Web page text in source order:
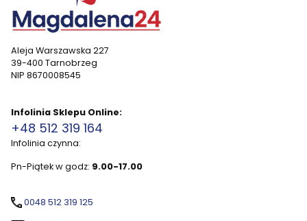
Aleja Warszawska 227
39-400 Tarnobrzeg
NIP 8670008545
Infolinia Sklepu Online:
+48 512 319 164
Infolinia czynna:
Pn-Piątek w godz: 9.00-17.00
0048 512 319 125